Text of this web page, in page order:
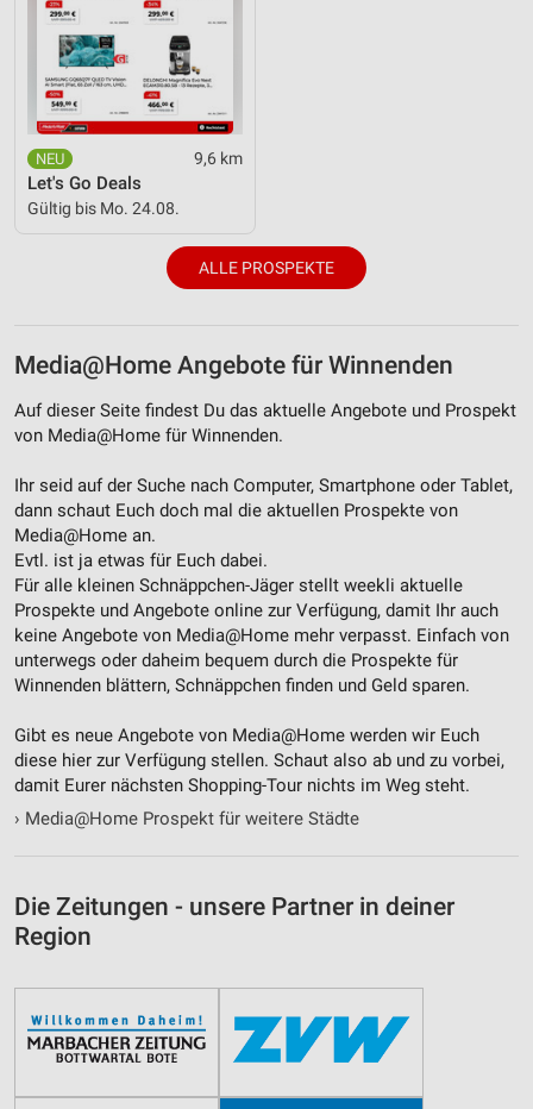
9,6 km
Let's Go Deals
Gültig bis Mo. 24.08.
ALLE PROSPEKTE
Media@Home Angebote für Winnenden
Auf dieser Seite findest Du das aktuelle Angebote und Prospekt
von Media@Home für Winnenden.
Ihr seid auf der Suche nach Computer, Smartphone oder Tablet,
dann schaut Euch doch mal die aktuellen Prospekte von
Media@Home an.
Evtl. ist ja etwas für Euch dabei.
Für alle kleinen Schnäppchen-Jäger stellt weekli aktuelle
Prospekte und Angebote online zur Verfügung, damit Ihr auch
keine Angebote von Media@Home mehr verpasst. Einfach von
unterwegs oder daheim bequem durch die Prospekte für
Winnenden blättern, Schnäppchen finden und Geld sparen.
Gibt es neue Angebote von Media@Home werden wir Euch
diese hier zur Verfügung stellen. Schaut also ab und zu vorbei,
damit Eurer nächsten Shopping-Tour nichts im Weg steht.
› Media@Home Prospekt für weitere Städte
Die Zeitungen - unsere Partner in deiner
Region
Verwendung von Profilen zur Auswahl
personalisierter Inhalte
Messung der Werbeleistung
Messung der Performance von Inhalten
Analyse von Zielgruppen durch Statistiken oder
Kombinationen von Daten aus verschiedenen
Entwicklung und Verbesserung der Angebote
Inhalten
IAB-Besonderheiten:
Verwendung genauer Standortdaten
Geräte anhand von aktiv angeforderten
Informationen identifizieren
Nicht-IAB-Verarbeitungszwecke:
Notwendig
Performance
Funktional
Werbung